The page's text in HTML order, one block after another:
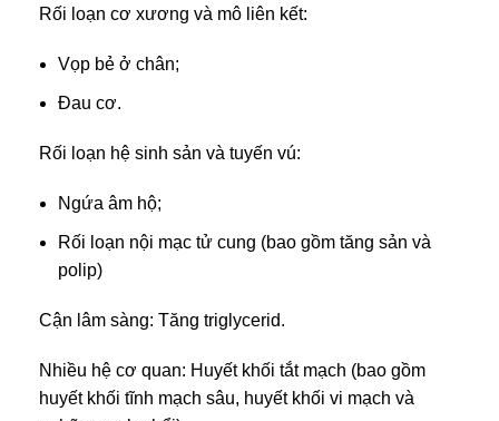
Rối loạn cơ xương và mô liên kết:
Vọp bẻ ở chân;
Đau cơ.
Rối loạn hệ sinh sản và tuyến vú:
Ngứa âm hộ;
Rối loạn nội mạc tử cung (bao gồm tăng sản và
polip)
Cận lâm sàng: Tăng triglycerid.
Nhiều hệ cơ quan: Huyết khối tắt mạch (bao gồm
huyết khối tĩnh mạch sâu, huyết khối vi mạch và